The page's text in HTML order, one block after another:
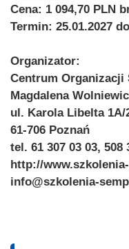
Cena: 1 094,70 PLN
Termin: 25.01.2027
Organizator:
Centrum Organizacji
Magdalena
ul. Karola Libelta 1A/
61-706 Poznań
tel. 61 307 03 03, 508
http://
info@szkolenia-